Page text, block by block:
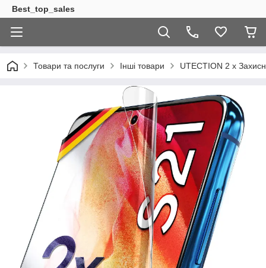
Best_top_sales
Товари та послуги Інші товари UTECTION 2 x